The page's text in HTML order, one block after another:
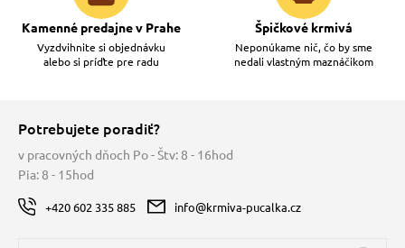
Kamenné predajne v Prahe
Vyzdvihnite si objednávku
alebo si príďte pre radu
Špičkové krmivá
Neponúkame nič, čo by sme
nedali vlastným maznáčikom
Potrebujete poradiť?
v pracovných dňoch Po - Štv: 8 - 16hod
Pia: 8 - 15hod
+420 602 335 885 info@krmiva-pucalka.cz